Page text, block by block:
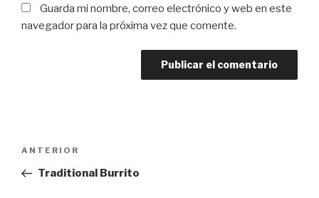
Guarda mi nombre, correo electrónico y web en este
navegador para la próxima vez que comente.
entradas
Entrada
anterior:
ANTERIOR
Traditional Burrito